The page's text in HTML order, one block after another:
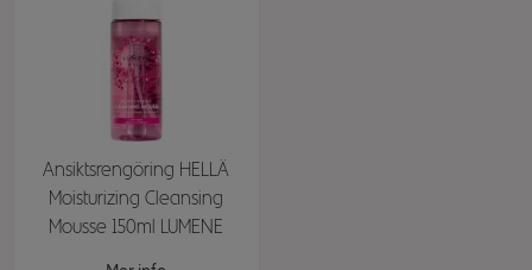
Ansiktsrengöring HELLÄ
Moisturizing Cleansing
Mousse 150ml LUMENE